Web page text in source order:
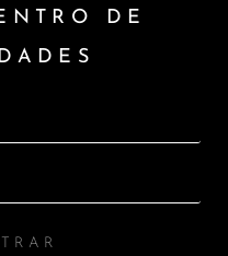
DE